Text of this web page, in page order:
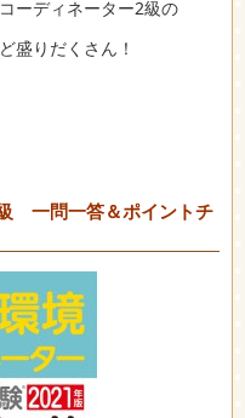
ーディネーター2級の
盛りだくさん！
一問一答＆ポイントチ